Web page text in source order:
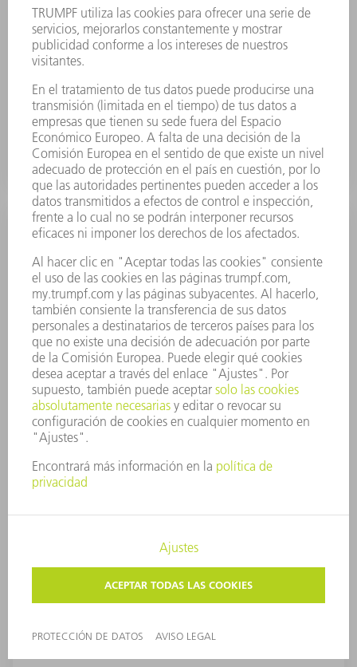
segura directamente en la máquina. La navegación en
el programa CN es muy fácil, porque el contorno por
modificar se selecciona con el texto de CN
correspondiente haciendo clic con el ratón. Todas las
modificaciones realizadas se visualizan
inmediatamente y, por lo tanto, el trabajo en el
programa es más seguro que nunca.
BrightLine Weld
Con la opción BrightLine Weld, benefíciese de una
soldadura por láser prácticamente sin residuos y con
considerable aumento de la velocidad de avance o
bien reduzca sus costes energéticos hasta un 40 %.
De este modo, se reducirán los tiempos de parada de
disminuirán los mecanizados de acabado.